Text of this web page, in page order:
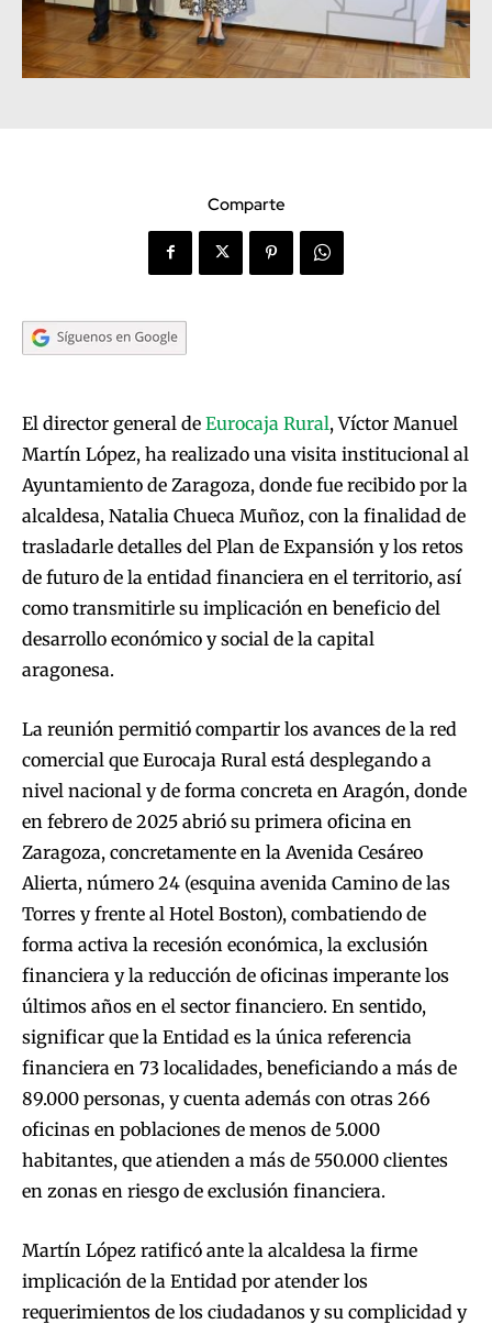
Comparte
El director general de Eurocaja Rural, Víctor Manuel
Martín López, ha realizado una visita institucional al
Ayuntamiento de Zaragoza, donde fue recibido por la
alcaldesa, Natalia Chueca Muñoz, con la finalidad de
trasladarle detalles del Plan de Expansión y los retos
de futuro de la entidad financiera en el territorio, así
como transmitirle su implicación en beneficio del
desarrollo económico y social de la capital
aragonesa.
La reunión permitió compartir los avances de la red
comercial que Eurocaja Rural está desplegando a
nivel nacional y de forma concreta en Aragón, donde
en febrero de 2025 abrió su primera oficina en
Zaragoza, concretamente en la Avenida Cesáreo
Alierta, número 24 (esquina avenida Camino de las
Torres y frente al Hotel Boston), combatiendo de
forma activa la recesión económica, la exclusión
financiera y la reducción de oficinas imperante los
últimos años en el sector financiero. En sentido,
significar que la Entidad es la única referencia
financiera en 73 localidades, beneficiando a más de
89.000 personas, y cuenta además con otras 266
oficinas en poblaciones de menos de 5.000
habitantes, que atienden a más de 550.000 clientes
en zonas en riesgo de exclusión financiera.
Martín López ratificó ante la alcaldesa la firme
implicación de la Entidad por atender los
requerimientos de los ciudadanos y su complicidad y